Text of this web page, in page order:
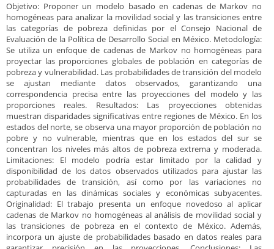
Objetivo: Proponer un modelo basado en cadenas de Markov no
homogéneas para analizar la movilidad social y las transiciones entre
las categorías de pobreza definidas por el Consejo Nacional de
Evaluación de la Política de Desarrollo Social en México. Metodología:
Se utiliza un enfoque de cadenas de Markov no homogéneas para
proyectar las proporciones globales de población en categorías de
pobreza y vulnerabilidad. Las probabilidades de transición del modelo
se ajustan mediante datos observados, garantizando una
correspondencia precisa entre las proyecciones del modelo y las
proporciones reales. Resultados: Las proyecciones obtenidas
muestran disparidades significativas entre regiones de México. En los
estados del norte, se observa una mayor proporción de población no
pobre y no vulnerable, mientras que en los estados del sur se
concentran los niveles más altos de pobreza extrema y moderada.
Limitaciones: El modelo podría estar limitado por la calidad y
disponibilidad de los datos observados utilizados para ajustar las
probabilidades de transición, así como por las variaciones no
capturadas en las dinámicas sociales y económicas subyacentes.
Originalidad: El trabajo presenta un enfoque novedoso al aplicar
cadenas de Markov no homogéneas al análisis de movilidad social y
las transiciones de pobreza en el contexto de México. Además,
incorpora un ajuste de probabilidades basado en datos reales para